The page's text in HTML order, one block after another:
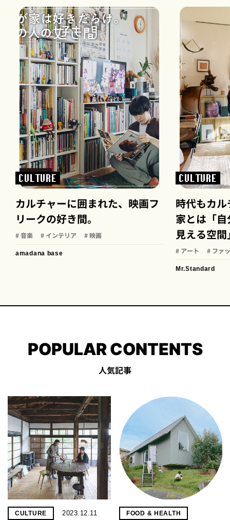
CULTURE
カルチャーに囲まれた、映画フ
リークの好き間。
# 音楽 # インテリア # 映画
amadana base
CULTURE
時代もカ
家とは「
見える空間
# アート # ファ
Mr.Standard
POPULAR CONTENTS
人気記事
CULTURE 2023.12.11 FOOD & HEALTH